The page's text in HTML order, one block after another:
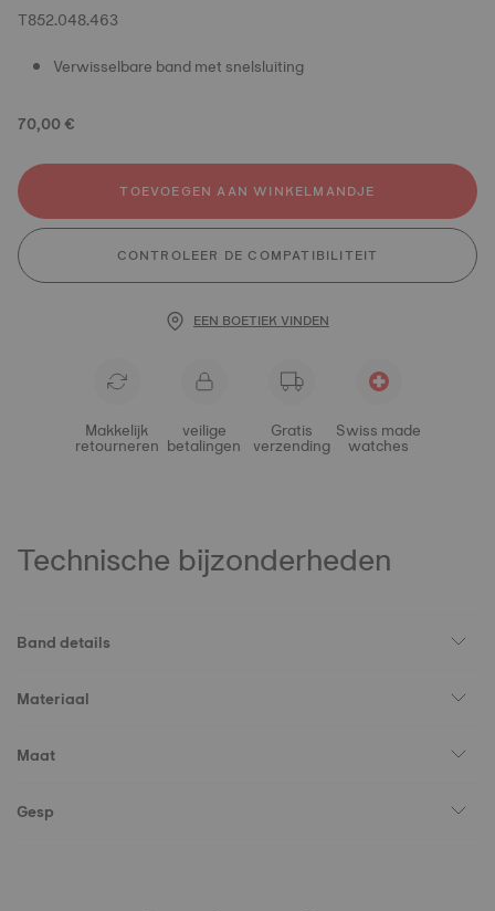
T852.048.463
Verwisselbare band met snelsluiting
70,00 €
TOEVOEGEN AAN WINKELMANDJE
CONTROLEER DE COMPATIBILITEIT
EEN BOETIEK VINDEN
Makkelijk
retourneren
veilige
betalingen
Gratis
verzending
Swiss made
watches
Technische bijzonderheden
Band details
Materiaal
Maat
Gesp